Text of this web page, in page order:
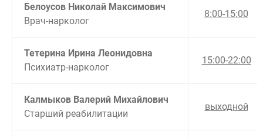
Белоусов Николай Максимович
Врач-нарколог
8:00-15:00
Тетерина Ирина Леонидовна
Психиатр-нарколог
15:00-22:00
Калмыков Валерий Михайлович
Старший реабилитации
выходной
Балашиха
Воскресенск
Долгопрудный
Дубна
Егорьевск
Клин
Коломна